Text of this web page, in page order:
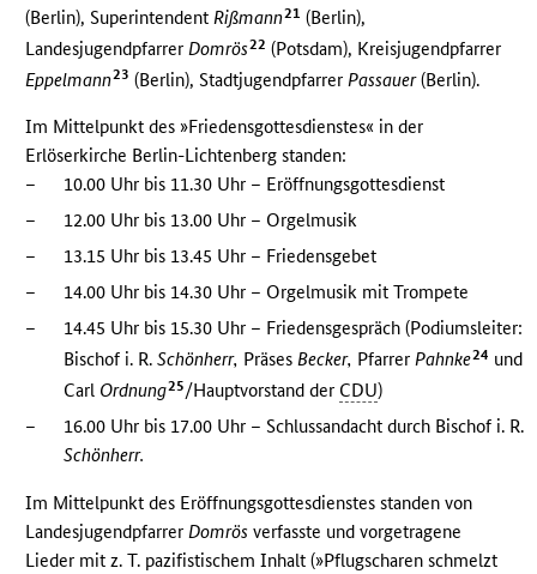
(Berlin), Superintendent Rißmann21 (Berlin),
Landesjugendpfarrer Domrös22 (Potsdam), Kreisjugendpfarrer
Eppelmann23 (Berlin), Stadtjugendpfarrer Passauer(Berlin).
Im Mittelpunkt des »Friedensgottesdienstes« in der
Erlöserkirche Berlin-Lichtenberg standen:
–
10.00 Uhr bis 11.30 Uhr – Eröffnungsgottesdienst
–
12.00 Uhr bis 13.00 Uhr – Orgelmusik
–
13.15 Uhr bis 13.45 Uhr – Friedensgebet
–
14.00 Uhr bis 14.30 Uhr – Orgelmusik mit Trompete
–
14.45 Uhr bis 15.30 Uhr – Friedensgespräch (Podiumsleiter:
Bischof i. R.Schönherr, PräsesBecker, PfarrerPahnke24 und
Carl Ordnung25/Hauptvorstand der CDU)
–
16.00 Uhr bis 17.00 Uhr – Schlussandacht durch Bischof i. R.
Schönherr.
Im Mittelpunkt des Eröffnungsgottesdienstes standen von
LandesjugendpfarrerDomrös verfasste und vorgetragene
Lieder mit z. T. pazifistischem Inhalt (»Pflugscharen schmelzt